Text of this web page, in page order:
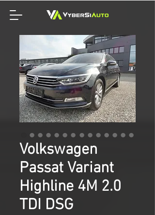
Volkswagen
Passat Variant
Highline 4M 2.0
TDI DSG